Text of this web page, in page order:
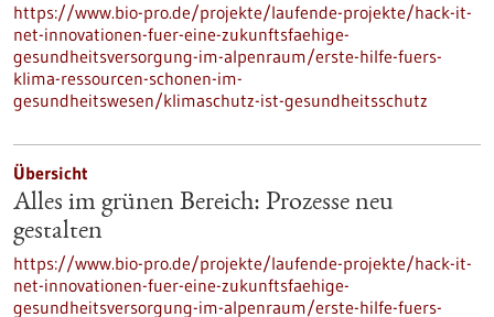
https://www.bio-pro.de/projekte/laufende-projekte/hack-it-
net-innovationen-fuer-eine-zukunftsfaehige-
gesundheitsversorgung-im-alpenraum/erste-hilfe-fuers-
klima-ressourcen-schonen-im-
gesundheitswesen/klimaschutz-ist-gesundheitsschutz
Übersicht
Alles im grünen Bereich: Prozesse neu
gestalten
https://www.bio-pro.de/projekte/laufende-projekte/hack-it-
net-innovationen-fuer-eine-zukunftsfaehige-
gesundheitsversorgung-im-alpenraum/erste-hilfe-fuers-